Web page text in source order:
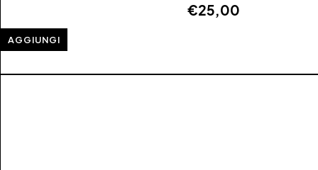
€25,00
AGGIUNGI